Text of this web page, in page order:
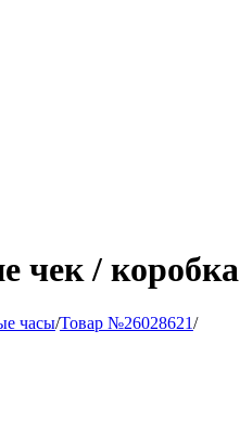
чек / коробка
часы/Товар №26028621/